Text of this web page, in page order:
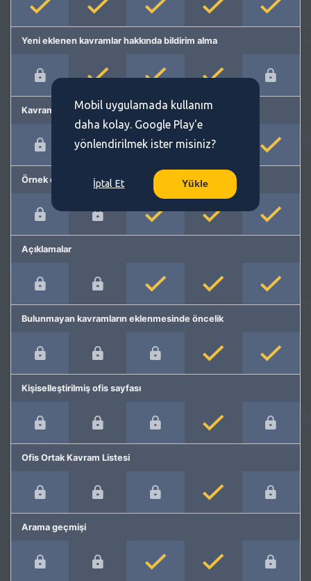
Yeni eklenen kavramlar hakkında bildirim alma
Kavram önerme
Örnek cümleler
Açıklamalar
Bulunmayan kavramların eklenmesinde öncelik
Kişiselleştirilmiş ofis sayfası
Ofis Ortak Kavram Listesi
Arama geçmişi
Mobil uygulamada kullanım
daha kolay. Google Play'e
yönlendirilmek ister misiniz?
İptal Et Yükle